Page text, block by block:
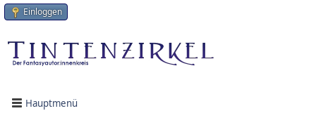
Einloggen
Hauptmenü